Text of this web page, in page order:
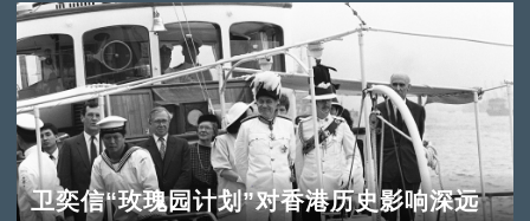
卫奕信“玫瑰园计划”对香港历史影响深远